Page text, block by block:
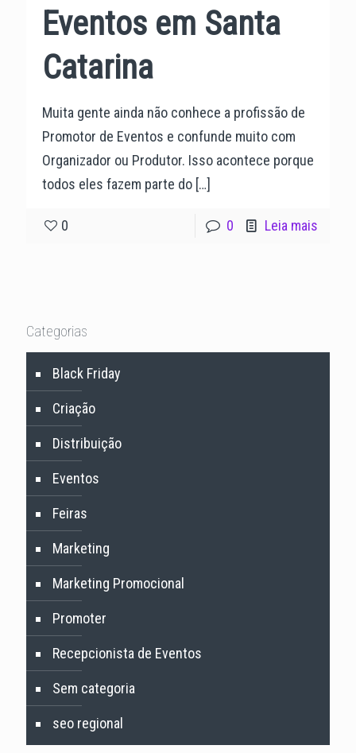
Eventos em Santa
Catarina
Muita gente ainda não conhece a profissão de
Promotor de Eventos e confunde muito com
Organizador ou Produtor. Isso acontece porque
todos eles fazem parte do […]
0 0 Leia mais
Categorias
Black Friday
Criação
Distribuição
Eventos
Feiras
Marketing
Marketing Promocional
Promoter
Recepcionista de Eventos
Sem categoria
seo regional